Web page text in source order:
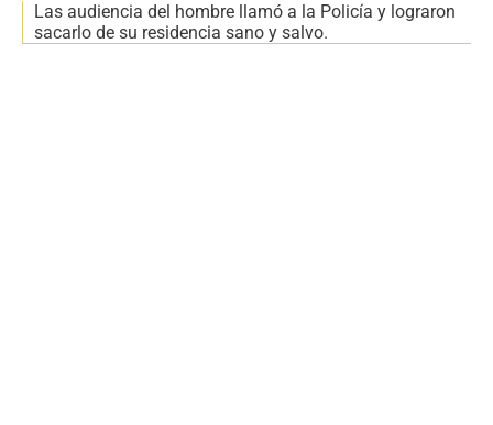
Las audiencia del hombre llamó a la Policía y lograron
sacarlo de su residencia sano y salvo.